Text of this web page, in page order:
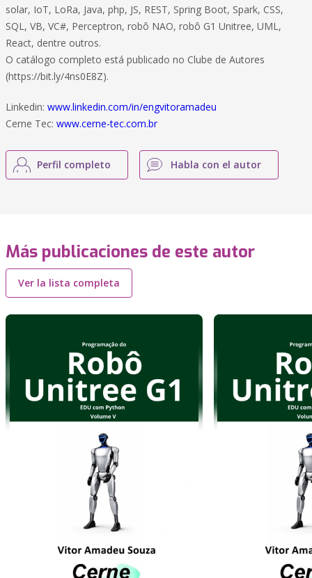
solar, IoT, LoRa, Java, php, JS, REST, Spring Boot, Spark, CSS,
SQL, VB, VC#, Perceptron, robô NAO, robô G1 Unitree, UML,
React, dentre outros.
O catálogo completo está publicado no Clube de Autores
(https://bit.ly/4ns0E8Z).
Linkedin: www.linkedin.com/in/engvitoramadeu
Cerne Tec: www.cerne-tec.com.br
Perfil completo Habla con el autor
Más publicaciones de este autor
Ver la lista completa